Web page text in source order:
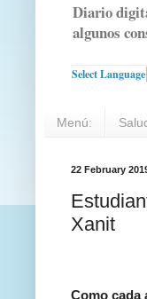
Diario
algunos
Select Language
Menú:
22 February
Xanit
Como cada